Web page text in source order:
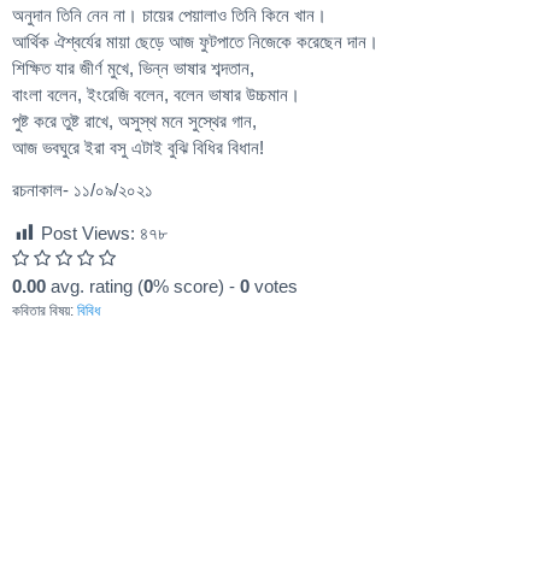
অনুদান তিনি নেন না। চায়ের পেয়ালাও তিনি কিনে খান।
আর্থিক ঐশ্বর্যের মায়া ছেড়ে আজ ফুটপাতে নিজেকে করেছেন দান।
শিক্ষিত যার জীর্ণ মুখে, ভিন্ন ভাষার শব্দতান,
বাংলা বলেন, ইংরেজি বলেন, বলেন ভাষার উচ্চমান।
পুষ্ট করে তুষ্ট রাখে, অসুস্থ মনে সুস্থের গান,
আজ ভবঘুরে ইরা বসু এটাই বুঝি বিধির বিধান!
রচনাকাল- ১১/০৯/২০২১
Post Views: ৪৭৮
0.00 avg. rating (0% score) - 0 votes
কবিতার বিষয়: বিবিধ